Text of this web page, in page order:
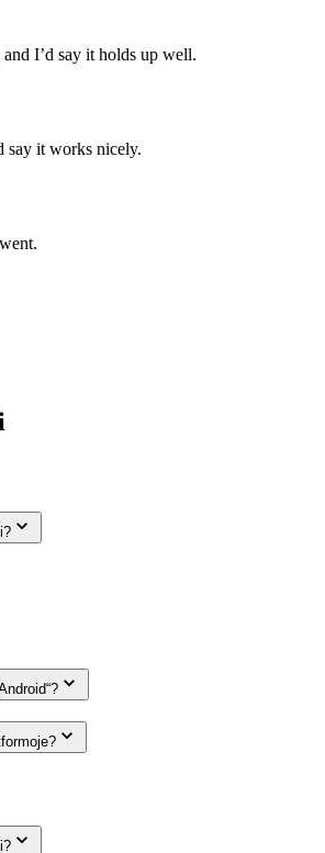
I’d say it holds up well.
say it works nicely.